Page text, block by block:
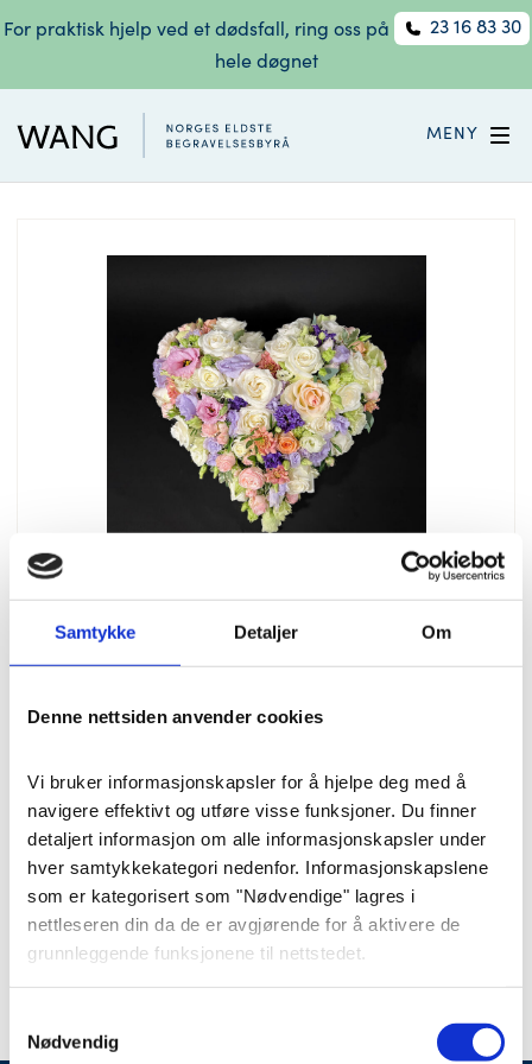
Samtykke Detaljer Om
Denne nettsiden anvender cookies
Vi bruker informasjonskapsler for å hjelpe deg med å
navigere effektivt og utføre visse funksjoner. Du finner
detaljert informasjon om alle informasjonskapsler under
hver samtykkekategori nedenfor. Informasjonskapslene
som er kategorisert som "Nødvendige" lagres i
nettleseren din da de er avgjørende for å aktivere de
grunnleggende funksjonene til nettstedet.
hjelper oss med å analysere hvordan du bruker denne
Nødvendig
For praktisk hjelp ved et dødsfall, ring oss på
23 16 83 30
hele døgnet
MENY
Hjerte fylt «Sommer og
markblomster» str. S (45 cm)
Tett og “vilt” hjerte, med forskjellige
sommerlige blomster.
Pris: 2500 kr Varenummer: 8394